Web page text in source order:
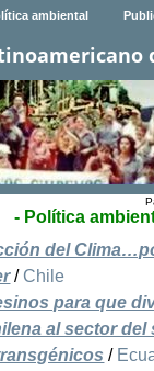
ambiental
- Política
del
/ Chile
para que
al sector del
/